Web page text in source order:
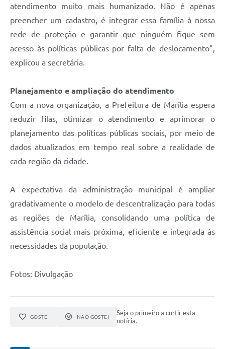
atendimento muito mais humanizado. Não é apenas
preencher um cadastro, é integrar essa família à nossa
rede de proteção e garantir que ninguém fique sem
acesso às políticas públicas por falta de deslocamento”,
explicou a secretária.
Planejamento e ampliação do atendimento
Com a nova organização, a Prefeitura de Marília espera
reduzir filas, otimizar o atendimento e aprimorar o
planejamento das políticas públicas sociais, por meio de
dados atualizados em tempo real sobre a realidade de
cada região da cidade.
A expectativa da administração municipal é ampliar
gradativamente o modelo de descentralização para todas
as regiões de Marília, consolidando uma política de
assistência social mais próxima, eficiente e integrada às
necessidades da população.
Fotos: Divulgação
GOSTEI NÃO GOSTEI
Seja o primeiro a curtir esta
notícia.